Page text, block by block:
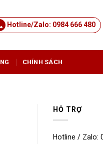
Hotline/Zalo: 0984 666 480
CHÍNH SÁCH
HỖ TRỢ
Hotline / Zalo: